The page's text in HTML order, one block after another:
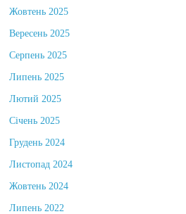
Жовтень 2025
Вересень 2025
Серпень 2025
Липень 2025
Лютий 2025
Січень 2025
Грудень 2024
Листопад 2024
Жовтень 2024
Липень 2022